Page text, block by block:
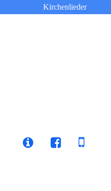
Kirchenlieder